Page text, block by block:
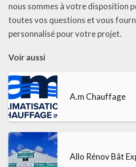
nous sommes à votre disposition
toutes vos questions et vous
personnalisé pour votre projet.
Voir aussi
A.m Chauffage
Allo Rénov Bât